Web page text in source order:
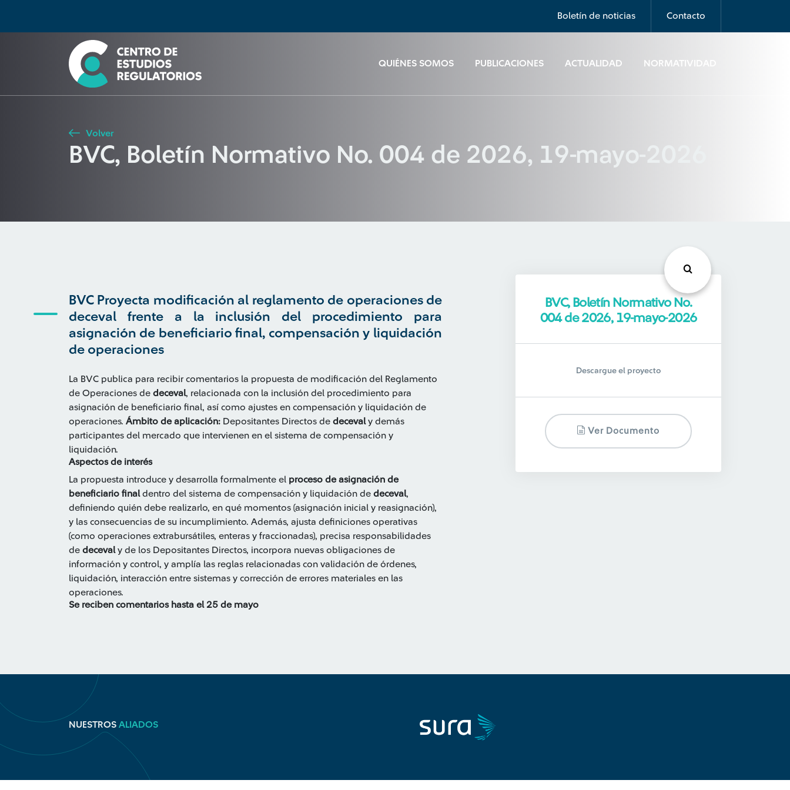
Boletín de noticias Contacto
QUIÉNES SOMOS PUBLICACIONES ACTUALIDAD NORMATIVIDAD
Seleccione país
Buscar
Volver
BVC, Boletín Normativo No. 004 de 2026, 19-mayo-2026
BVC Proyecta modificación al reglamento de operaciones de
deceval frente a la inclusión del procedimiento para
asignación de beneficiario final, compensación y liquidación
de operaciones
La BVC publica para recibir comentarios la propuesta de modificación del Reglamento
de Operaciones de deceval, relacionada con la inclusión del procedimiento para
asignación de beneficiario final, así como ajustes en compensación y liquidación de
operaciones. Ámbito de aplicación: Depositantes Directos de decevaly demás
participantes del mercado que intervienen en el sistema de compensación y
liquidación.
Aspectos de interés
La propuesta introduce y desarrolla formalmente el proceso de asignación de
beneficiario finaldentro del sistema de compensación y liquidación de deceval,
definiendo quién debe realizarlo, en qué momentos (asignación inicial y reasignación),
y las consecuencias de su incumplimiento. Además, ajusta definiciones operativas
(como operaciones extrabursátiles, enteras y fraccionadas), precisa responsabilidades
de decevaly de los Depositantes Directos, incorpora nuevas obligaciones de
información y control, y amplía las reglas relacionadas con validación de órdenes,
liquidación, interacción entre sistemas y corrección de errores materiales en las
operaciones.
Se reciben comentarios hasta el 25 de mayo
BVC, Boletín Normativo No.
004 de 2026, 19-mayo-2026
Descargue el proyecto
Ver Documento
NUESTROS ALIADOS